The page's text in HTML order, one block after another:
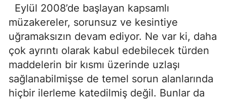
Eylül 2008’de başlayan kapsamlı
müzakereler, sorunsuz ve kesintiye
uğramaksızın devam ediyor. Ne var ki, daha
çok ayrıntı olarak kabul edebilecek türden
maddelerin bir kısmı üzerinde uzlaşı
sağlanabilmişse de temel sorun alanlarında
hiçbir ilerleme katedilmiş değil. Bunlar da